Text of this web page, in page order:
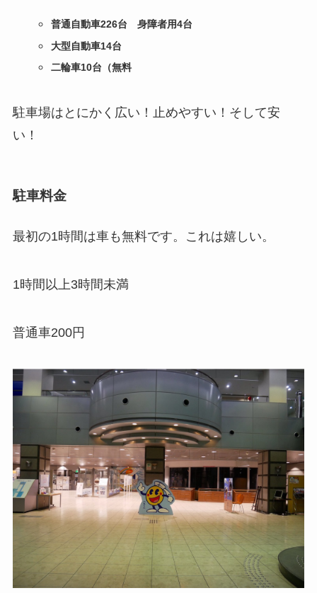
普通自動車226台 身障者用4台
大型自動車14台
二輪車10台（無料
駐車場はとにかく広い！止めやすい！そして安
い！
駐車料金
最初の1時間は車も無料です。これは嬉しい。
1時間以上3時間未満
普通車200円